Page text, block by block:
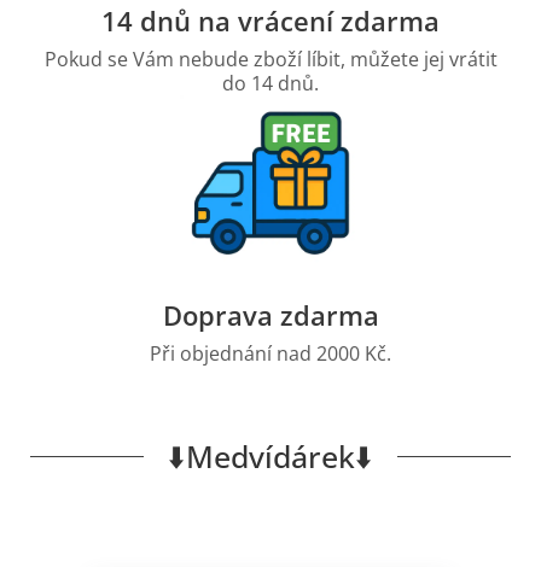
14 dnů na vrácení zdarma
Pokud se Vám nebude zboží líbit, můžete jej vrátit
do 14 dnů.
Doprava zdarma
Při objednání nad 2000 Kč.
⬇️Medvídárek⬇️